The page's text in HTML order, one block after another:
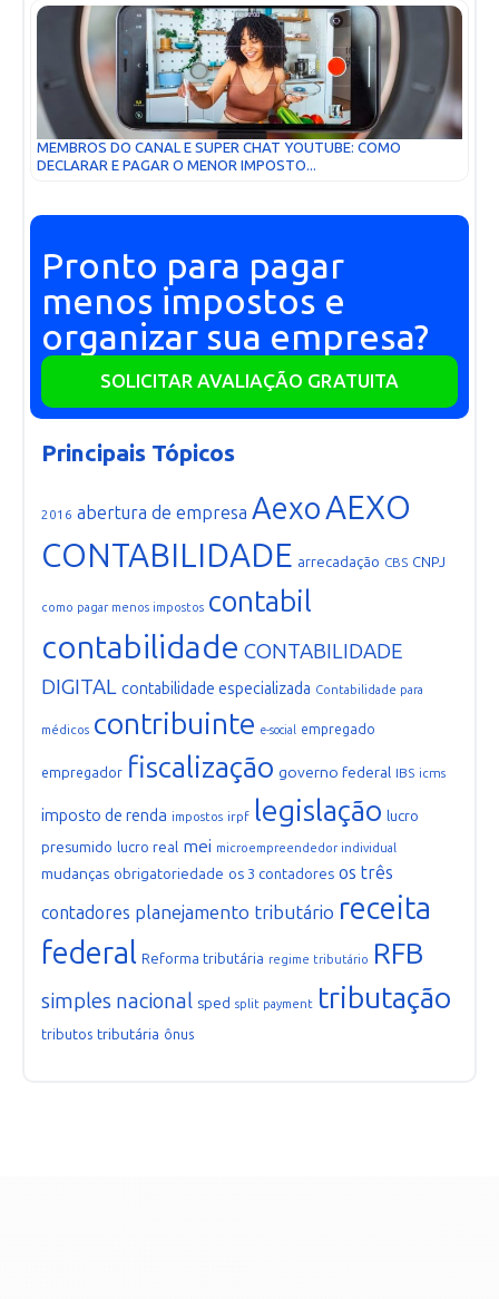
MEMBROS DO CANAL E SUPER CHAT YOUTUBE: COMO
DECLARAR E PAGAR O MENOR IMPOSTO...
Pronto para pagar
menos impostos e
organizar sua empresa?
SOLICITAR AVALIAÇÃO GRATUITA
Principais Tópicos
2016 abertura de empresa AexoAEXO
CONTABILIDADE arrecadação CBS CNPJ
como pagar menos impostos contabil
contabilidade CONTABILIDADE
DIGITAL contabilidade especializada Contabilidade para
médicos contribuinte e-social empregado
empregador fiscalização governo federal IBS icms
imposto de renda impostos irpf legislação lucro
presumido lucro real mei microempreendedor individual
mudanças obrigatoriedade os 3 contadores os três
contadores planejamento tributário receita
federal Reforma tributária regime tributário RFB
simples nacional sped split payment tributação
tributos tributária ônus